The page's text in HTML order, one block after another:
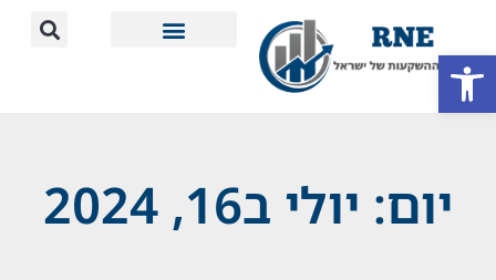
יום: יולי ב16, 2024
פתח סרגל נגישות